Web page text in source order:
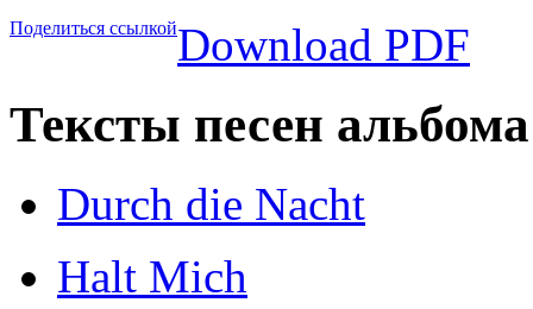
Поделиться ссылкойDownload PDF
Тексты песен
Durch die Nacht
Halt Mich